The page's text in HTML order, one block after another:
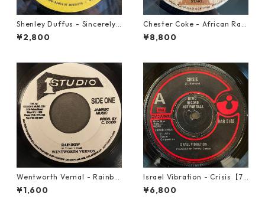
Shenley Duffus - Sincerely
【7-22021】
¥2,800
Chester Coke - African Rac
e【7-21819】
¥8,800
Wentworth Vernal - Rainbo
w【7-21940】
¥1,600
Israel Vibration - Crisis【7-
21895】
¥6,800